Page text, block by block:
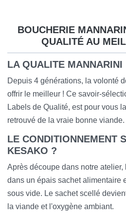
BOUCHERIE
QUALITÉ AU
LA QUALITE MANNARINI
Depuis 4 générations, la volonté
offrir le meilleur ! Ce savoir-
Labels de Qualité, est pour vous
retrouvé de la vraie bonne viande.
LE CONDITIONNEMENT
KESAKO ?
Après découpe dans notre
dans un épais sachet alimentaire
sous vide. Le sachet scellé
la viande et l'oxygène ambiant.